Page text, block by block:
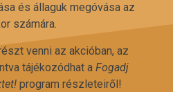
és állaguk megóvása az
számára.
venni az akcióban, az
tájékozódhat a Fogadj
program részleteiről!